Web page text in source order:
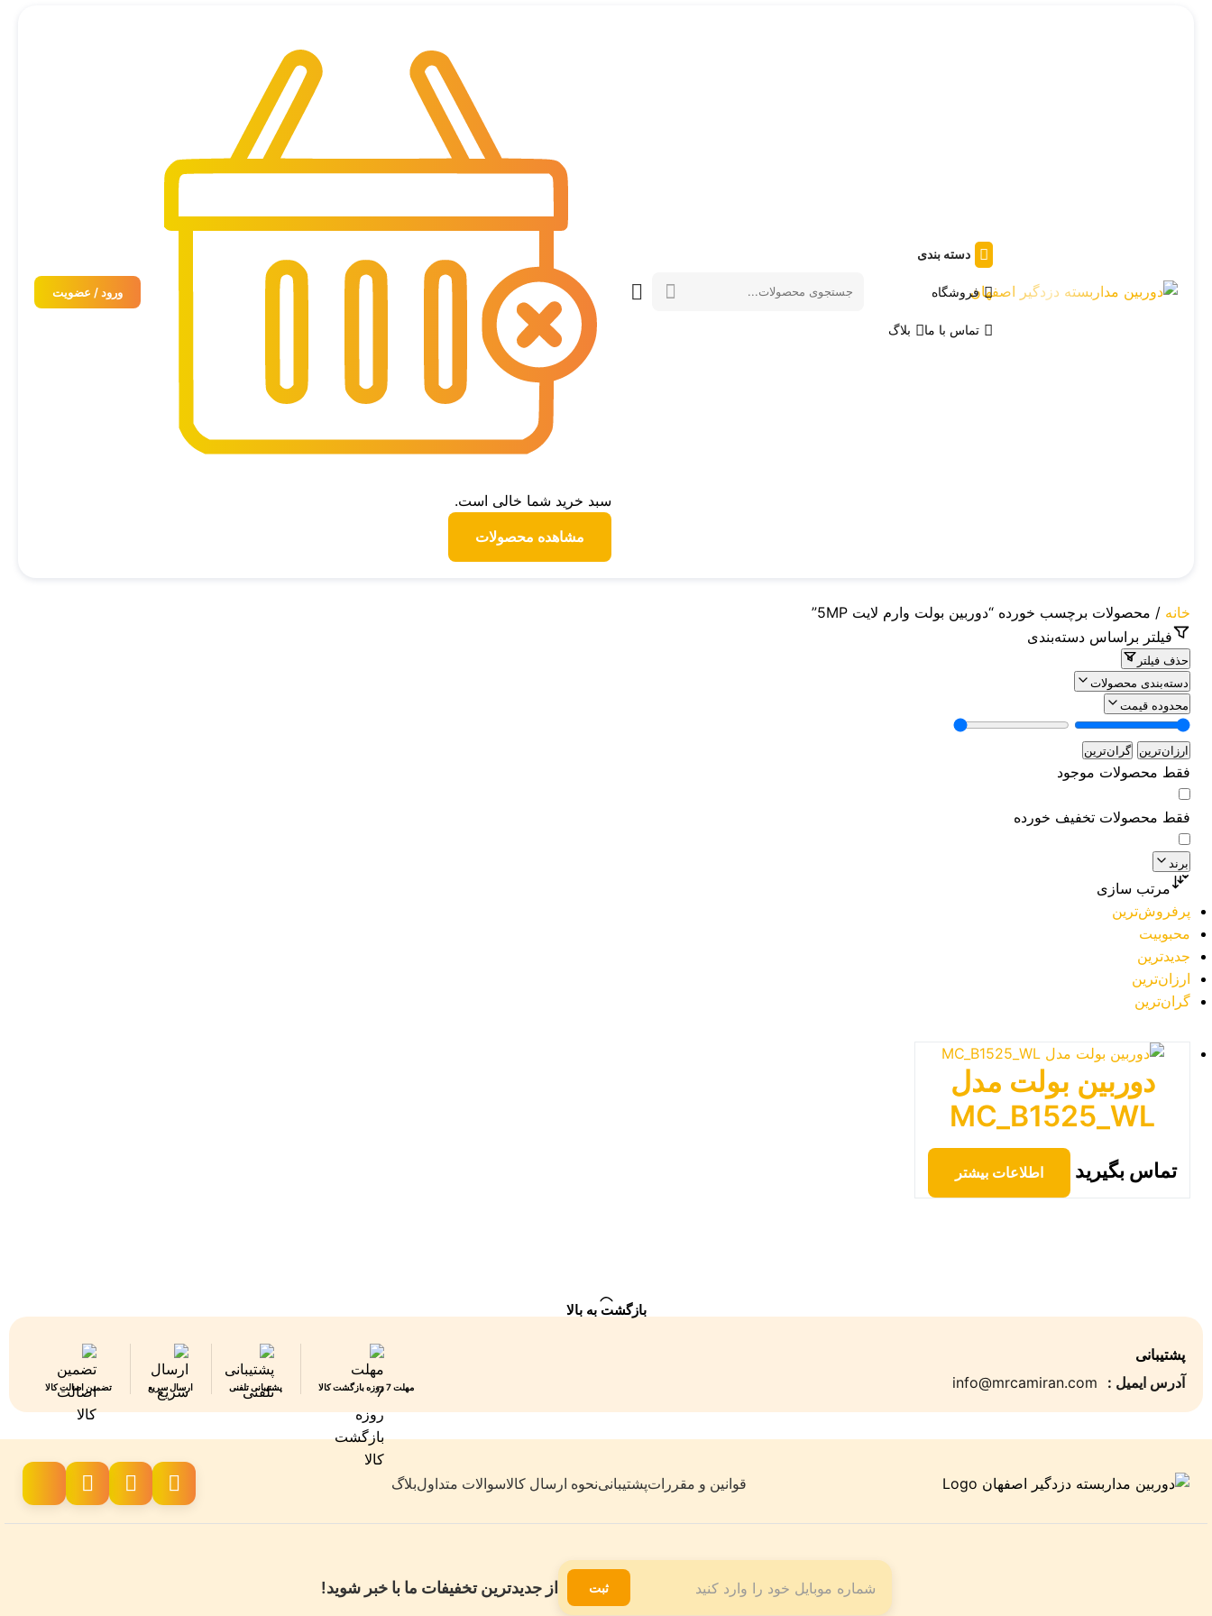
دسته بندی
فروشگاه
تماس با ما بلاگ
Search
سبد خرید شما خالی است.
مشاهده محصولات
ورود / عضویت
خانه / محصولات برچسب خورده “دوربین بولت وارم لایت 5MP”
فیلتر براساس دسته‌بندی
حذف فیلتر
دسته‌بندی محصولات
محدوده قیمت
ارزان‌ترین گران‌ترین
فقط محصولات موجود
فقط محصولات تخفیف خورده
برند
مرتب سازی
پرفروش‌ترین
محبوبیت
جدیدترین
ارزان‌ترین
گران‌ترین
دوربین بولت مدل
MC_B1525_WL
تماس بگیرید اطلاعات بیشتر
بازگشت به بالا
پشتیبانی
آدرس ایمیل :
مهلت 7 روزه بازگشت کالا پشتیبانی تلفنی ارسال سریع تضمین اصالت کالا
قوانین و مقرراتپشتیبانینحوه ارسال کالاسوالات متداولبلاگ
از جدیدترین تخفیفات ما با خبر شوید! ثبت